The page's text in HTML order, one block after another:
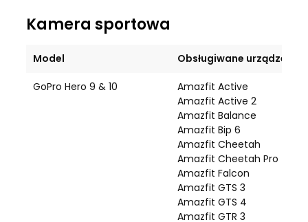
Kamera sportowa
Model Obsługiwane urządzenie
GoPro Hero 9 & 10
Amazfit Active
Amazfit Active 2
Amazfit Balance
Amazfit Bip 6
Amazfit Cheetah
Amazfit Cheetah Pro
Amazfit Falcon
Amazfit GTS 3
Amazfit GTS 4
Amazfit GTR 3